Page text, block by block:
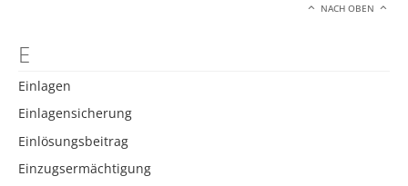
NACH OBEN
E
Einlagen
Einlagensicherung
Einlösungsbeitrag
Einzugsermächtigung